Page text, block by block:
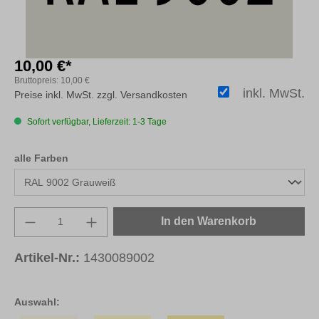
Auswahl:
10,00 €*
Bruttopreis: 10,00 €
inkl. MwSt.
Preise inkl. MwSt. zzgl. Versandkosten
Sofort verfügbar, Lieferzeit: 1-3 Tage
alle Farben
Produkt Anzahl: Gib den gewünschten
In den Warenkorb
Artikel-Nr.: 1430089002